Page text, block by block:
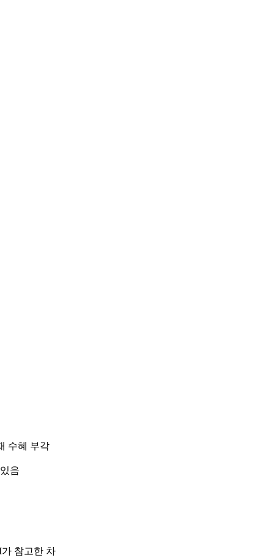
수혜 부각
음
참고한 차